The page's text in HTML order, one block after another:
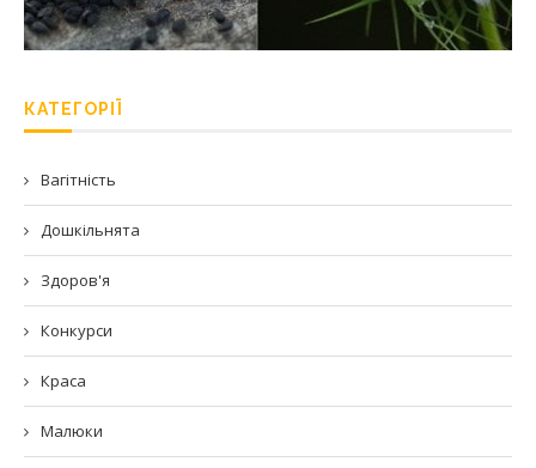
КАТЕГОРІЇ
Вагітність
Дошкільнята
Здоров'я
Конкурси
Краса
Малюки